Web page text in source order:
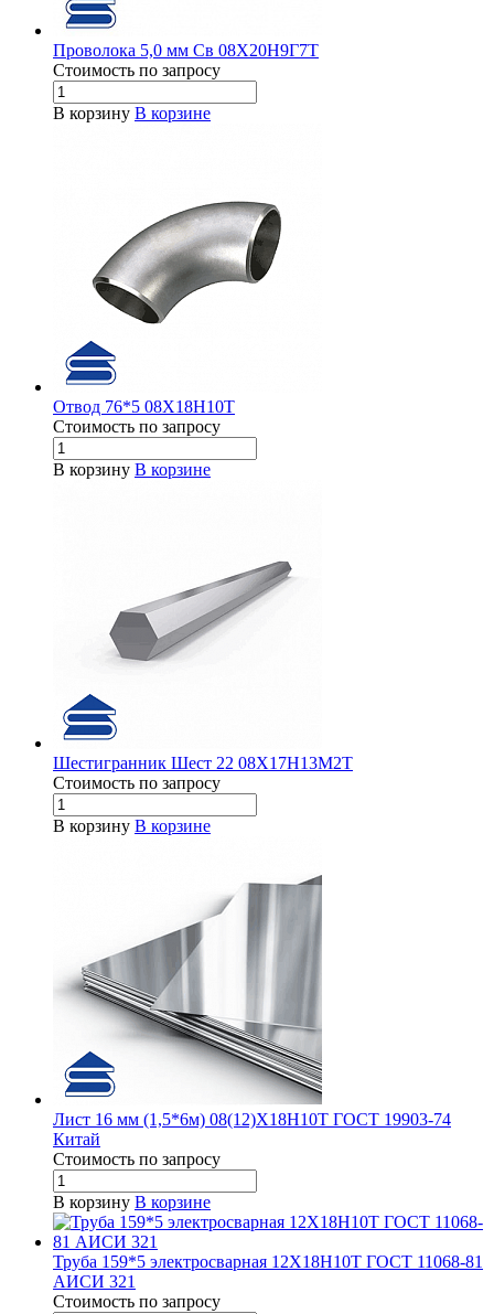
Проволока 5,0 мм Св 08Х20Н9Г7Т
Стоимость по запросу
В корзину В корзине
Отвод 76*5 08Х18Н10Т
Стоимость по запросу
В корзину В корзине
Шестигранник Шест 22 08Х17Н13М2Т
Стоимость по запросу
В корзину В корзине
Лист 16 мм (1,5*6м) 08(12)Х18Н10Т ГОСТ 19903-74
Китай
Стоимость по запросу
В корзину В корзине
Труба 159*5 электросварная 12Х18Н10Т ГОСТ 11068-81
АИСИ 321
Стоимость по запросу